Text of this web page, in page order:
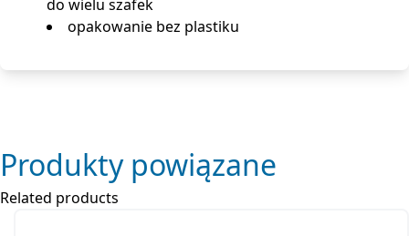
do wielu szafek
opakowanie bez plastiku
Produkty powiązane
Related products